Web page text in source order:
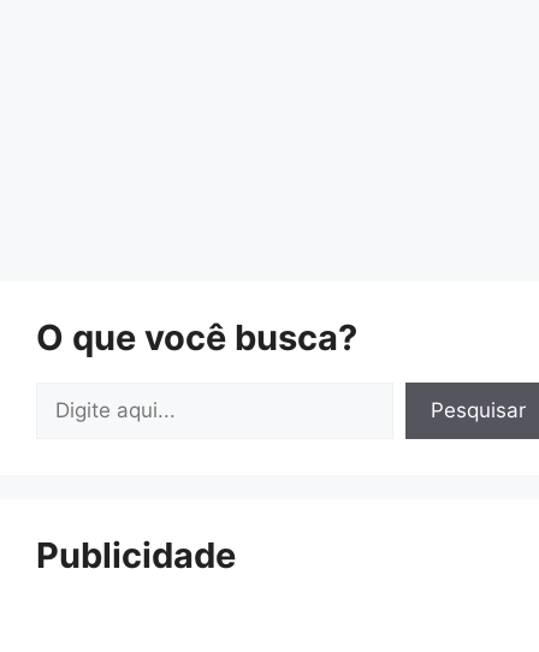
O que você busca?
Pesquisar
Pesquisar
Publicidade